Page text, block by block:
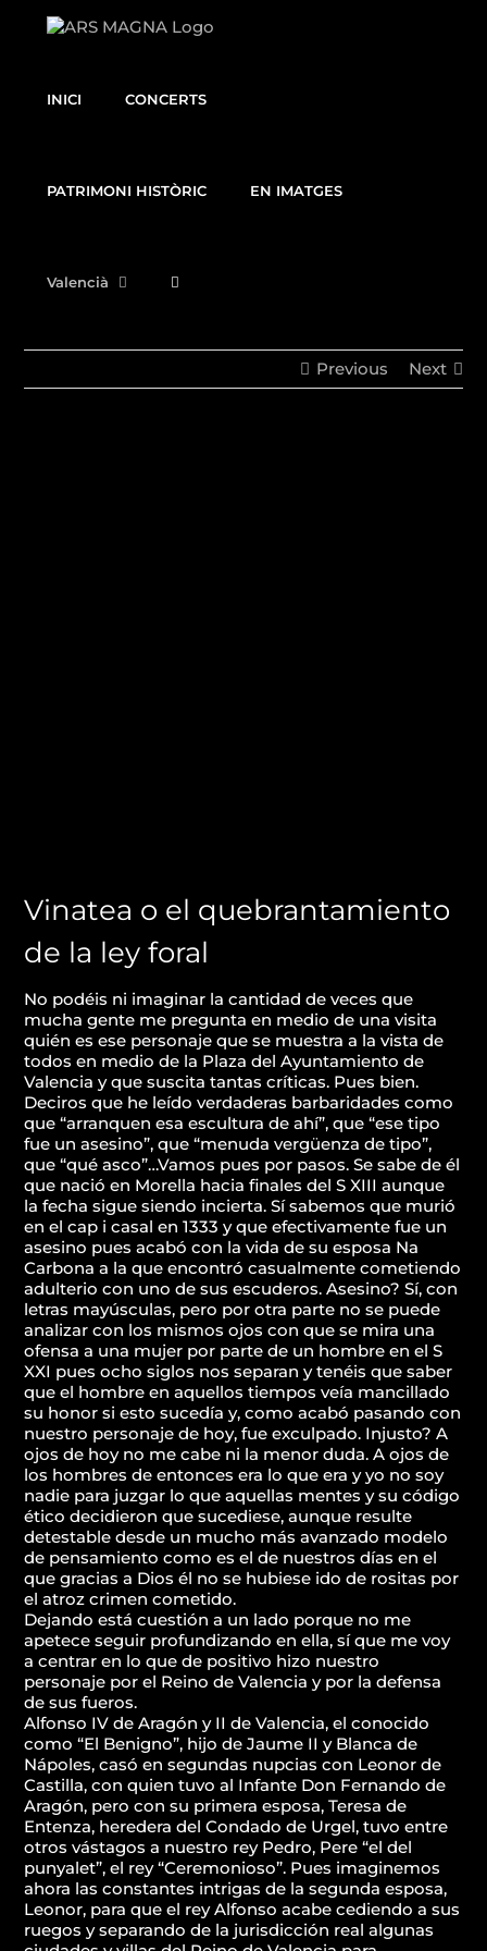
INICI CONCERTS
PATRIMONI HISTÒRIC EN IMATGES
Valencià
Previous Next
Vinatea o el quebrantamiento
de la ley foral
No podéis ni imaginar la cantidad de veces que
mucha gente me pregunta en medio de una visita
quién es ese personaje que se muestra a la vista de
todos en medio de la Plaza del Ayuntamiento de
Valencia y que suscita tantas críticas. Pues bien.
Deciros que he leído verdaderas barbaridades como
que “arranquen esa escultura de ahí”, que “ese tipo
fue un asesino”, que “menuda vergüenza de tipo”,
que “qué asco”…Vamos pues por pasos. Se sabe de él
que nació en Morella hacia finales del S XIII aunque
la fecha sigue siendo incierta. Sí sabemos que murió
en el cap i casal en 1333 y que efectivamente fue un
asesino pues acabó con la vida de su esposa Na
Carbona a la que encontró casualmente cometiendo
adulterio con uno de sus escuderos. Asesino? Sí, con
letras mayúsculas, pero por otra parte no se puede
analizar con los mismos ojos con que se mira una
ofensa a una mujer por parte de un hombre en el S
XXI pues ocho siglos nos separan y tenéis que saber
que el hombre en aquellos tiempos veía mancillado
su honor si esto sucedía y, como acabó pasando con
nuestro personaje de hoy, fue exculpado. Injusto? A
ojos de hoy no me cabe ni la menor duda. A ojos de
los hombres de entonces era lo que era y yo no soy
nadie para juzgar lo que aquellas mentes y su código
ético decidieron que sucediese, aunque resulte
detestable desde un mucho más avanzado modelo
de pensamiento como es el de nuestros días en el
que gracias a Dios él no se hubiese ido de rositas por
el atroz crimen cometido.
Dejando está cuestión a un lado porque no me
apetece seguir profundizando en ella, sí que me voy
a centrar en lo que de positivo hizo nuestro
personaje por el Reino de Valencia y por la defensa
de sus fueros.
Alfonso IV de Aragón y II de Valencia, el conocido
como “El Benigno”, hijo de Jaume II y Blanca de
Nápoles, casó en segundas nupcias con Leonor de
Castilla, con quien tuvo al Infante Don Fernando de
Aragón, pero con su primera esposa, Teresa de
Entenza, heredera del Condado de Urgel, tuvo entre
otros vástagos a nuestro rey Pedro, Pere “el del
punyalet”, el rey “Ceremonioso”. Pues imaginemos
ahora las constantes intrigas de la segunda esposa,
Leonor, para que el rey Alfonso acabe cediendo a sus
ruegos y separando de la jurisdicción real algunas